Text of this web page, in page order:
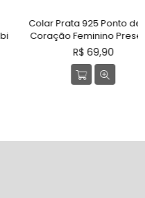
Colar Prata 925 Ponto de Luz
Coração Feminino Presente
normal
R$ 69,90